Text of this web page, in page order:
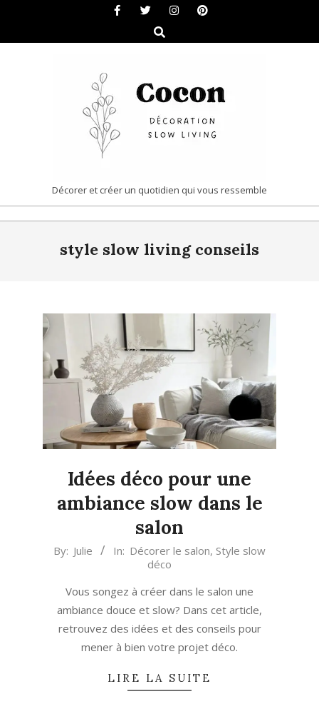
content
Search
COCON
|
DÉCORATION
LIVING
Décorer et créer un quotidien qui vous ressemble
style slow living conseils
Idées déco pour une
ambiance slow dans le
salon
2020-
By: Julie In: Décorer le salon, Style slow
déco
Vous songez à créer dans le salon une
ambiance douce et slow? Dans cet article,
retrouvez des idées et des conseils pour
mener à bien votre projet déco.
LIRE LA SUITE